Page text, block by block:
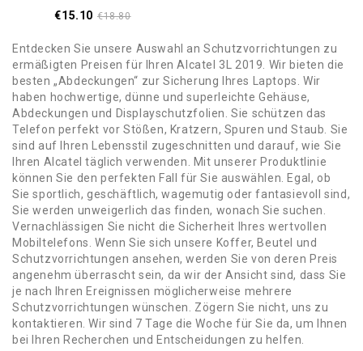
€15.10 €18.80
Entdecken Sie unsere Auswahl an Schutzvorrichtungen zu
ermäßigten Preisen für Ihren Alcatel 3L 2019. Wir bieten die
besten „Abdeckungen“ zur Sicherung Ihres Laptops. Wir
haben hochwertige, dünne und superleichte Gehäuse,
Abdeckungen und Displayschutzfolien. Sie schützen das
Telefon perfekt vor Stößen, Kratzern, Spuren und Staub. Sie
sind auf Ihren Lebensstil zugeschnitten und darauf, wie Sie
Ihren Alcatel täglich verwenden. Mit unserer Produktlinie
können Sie den perfekten Fall für Sie auswählen. Egal, ob
Sie sportlich, geschäftlich, wagemutig oder fantasievoll sind,
Sie werden unweigerlich das finden, wonach Sie suchen.
Vernachlässigen Sie nicht die Sicherheit Ihres wertvollen
Mobiltelefons. Wenn Sie sich unsere Koffer, Beutel und
Schutzvorrichtungen ansehen, werden Sie von deren Preis
angenehm überrascht sein, da wir der Ansicht sind, dass Sie
je nach Ihren Ereignissen möglicherweise mehrere
Schutzvorrichtungen wünschen. Zögern Sie nicht, uns zu
kontaktieren. Wir sind 7 Tage die Woche für Sie da, um Ihnen
bei Ihren Recherchen und Entscheidungen zu helfen.